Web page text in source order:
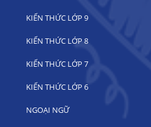
KIẾN THỨC LỚP 9
KIẾN THỨC LỚP 8
KIẾN THỨC LỚP 7
KIẾN THỨC LỚP 6
NGOẠI NGỮ